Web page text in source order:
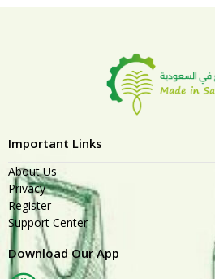
Important Links
About Us
Privacy
Register
Support Center
Download Our App